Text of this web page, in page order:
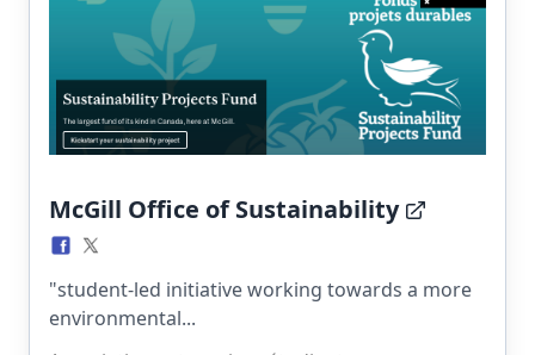
McGill Office of Sustainability
"student-led initiative working towards a more
environmental...